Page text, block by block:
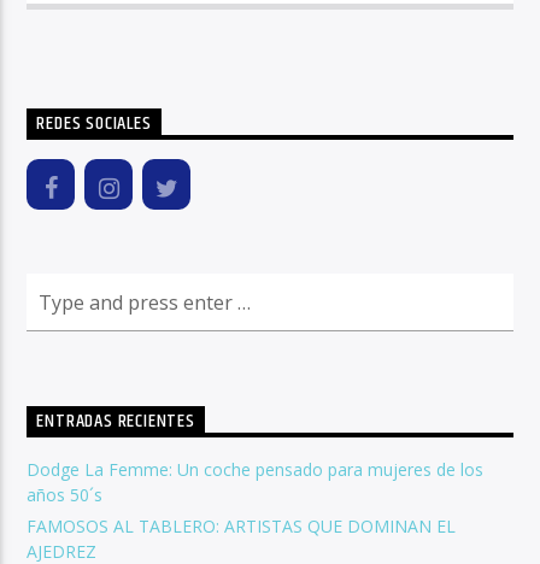
REDES SOCIALES
ENTRADAS RECIENTES
Dodge La Femme: Un coche pensado para mujeres de los
años 50´s
FAMOSOS AL TABLERO: ARTISTAS QUE DOMINAN EL
AJEDREZ